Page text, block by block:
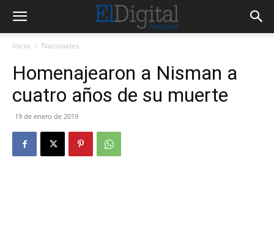
Inicio Nacionales
Homenajearon a Nisman a
cuatro años de su muerte
19 de enero de 2019